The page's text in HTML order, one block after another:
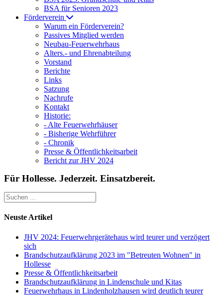
BSA für Senioren 2023
Förderverein
Warum ein Förderverein?
Passives Mitglied werden
Neubau-Feuerwehrhaus
Alters.- und Ehrenabteilung
Vorstand
Berichte
Links
Satzung
Nachrufe
Kontakt
Historie:
- Alte Feuerwehrhäuser
- Bisherige Wehrführer
- Chronik
Presse & Öffentlichkeitsarbeit
Bericht zur JHV 2024
Für Hollesse. Jederzeit. Einsatzbereit.
Neuste Artikel
JHV 2024: Feuerwehrgerätehaus wird teurer und verzögert
sich
Brandschutzaufklärung 2023 im "Betreuten Wohnen" in
Hollesse
Presse & Öffentlichkeitsarbeit
Brandschutzaufklärung in Lindenschule und Kitas
Feuerwehrhaus in Lindenholzhausen wird deutlich teurer